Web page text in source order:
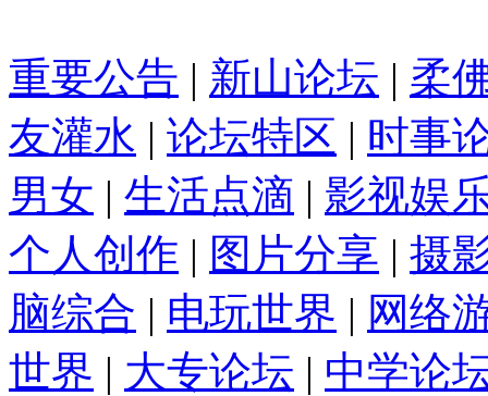
重要公告 | 新山论坛 | 柔
友灌水 | 论坛特区 | 时事
男女 | 生活点滴 | 影视娱
个人创作 | 图片分享 | 摄
脑综合 | 电玩世界 | 网络
世界 | 大专论坛 | 中学论